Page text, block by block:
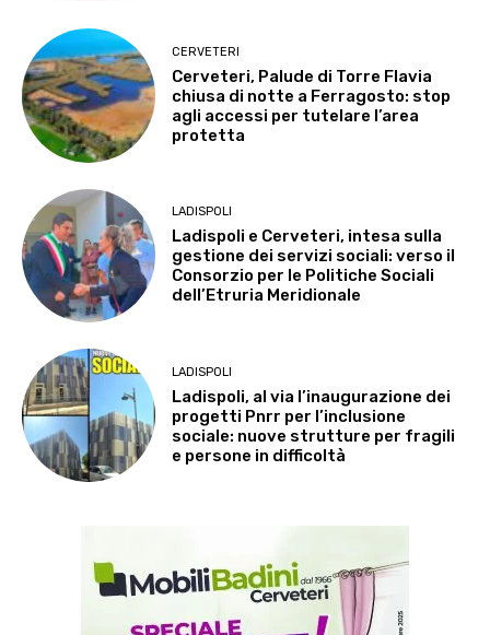
CERVETERI
Cerveteri, Palude di Torre Flavia
chiusa di notte a Ferragosto: stop
agli accessi per tutelare l’area
protetta
LADISPOLI
Ladispoli e Cerveteri, intesa sulla
gestione dei servizi sociali: verso il
Consorzio per le Politiche Sociali
dell’Etruria Meridionale
LADISPOLI
Ladispoli, al via l’inaugurazione dei
progetti Pnrr per l’inclusione
sociale: nuove strutture per fragili
e persone in difficoltà